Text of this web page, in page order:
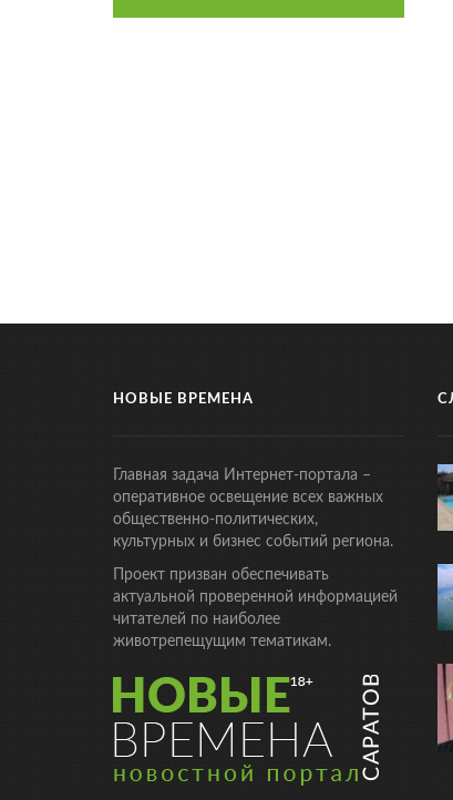
НОВЫЕ ВРЕМЕНА
Главная задача Интернет-портала –
оперативное освещение всех важных
общественно-политических,
культурных и бизнес событий региона.
Проект призван обеспечивать
актуальной проверенной информацией
читателей по наиболее
животрепещущим тематикам.